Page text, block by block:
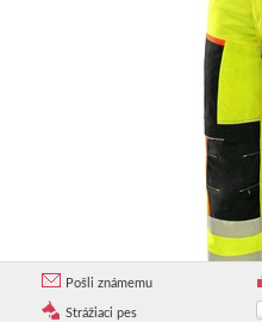
Pošli známemu
Strážiaci pes